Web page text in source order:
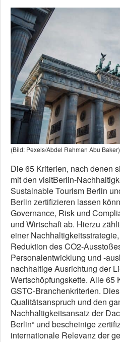
(Bild: Pexels/Abdel Rahman Abu Baker)
Die 65 Kriterien, nach denen
mit den visitBerlin-
Sustainable Tourism Berlin
Berlin zertifizieren lassen
Governance, Risk und
und Wirtschaft ab. Hierzu
einer
Reduktion des CO2-
Personalentwicklung und -
nachhaltige Ausrichtung der
Wertschöpfungskette. Alle 65
GSTC-Branchenkriterien.
Qualitätsanspruch und den
Nachhaltigkeitsansatz der
Berlin“ und bescheinige
internationale Relevanz der